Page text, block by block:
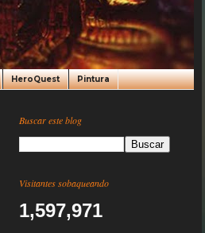
HeroQuest Pintura
Buscar este blog
Visitantes sobaqueando
1,597,971